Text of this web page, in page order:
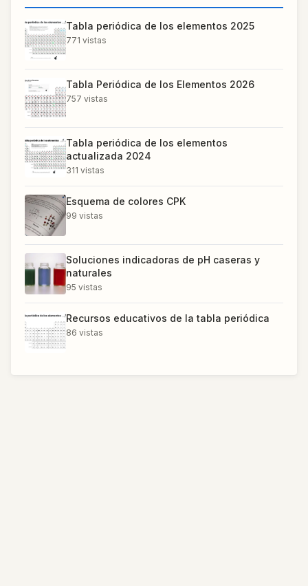
Tabla periódica de los elementos 2025
771 vistas
Tabla Periódica de los Elementos 2026
757 vistas
Tabla periódica de los elementos
actualizada 2024
311 vistas
Esquema de colores CPK
99 vistas
Soluciones indicadoras de pH caseras y
naturales
95 vistas
Recursos educativos de la tabla periódica
86 vistas